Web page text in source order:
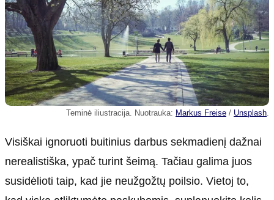
Teminė iliustracija. Nuotrauka: Markus Freise / Unsplash
Visiškai ignoruoti buitinius darbus sekmadienį dažnai
nerealistiška, ypač turint šeimą. Tačiau galima juos
susidėlioti taip, kad jie neužgožtų poilsio. Vietoj to,